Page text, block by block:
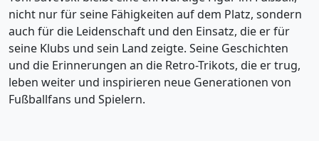
nicht nur für seine Fähigkeiten auf dem Platz, sondern
auch für die Leidenschaft und den Einsatz, die er für
seine Klubs und sein Land zeigte. Seine Geschichten
und die Erinnerungen an die Retro-Trikots, die er trug,
leben weiter und inspirieren neue Generationen von
Fußballfans und Spielern.